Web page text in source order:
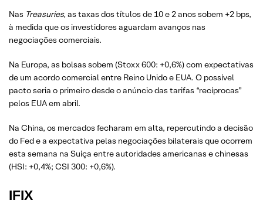
Nas Treasuries, as taxas dos títulos de 10 e 2 anos sobem +2 bps,
à medida que os investidores aguardam avanços nas
negociações comerciais.
Na Europa, as bolsas sobem (Stoxx 600: +0,6%) com expectativas
de um acordo comercial entre Reino Unido e EUA. O possível
pacto seria o primeiro desde o anúncio das tarifas “recíprocas”
pelos EUA em abril.
Na China, os mercados fecharam em alta, repercutindo a decisão
do Fed e a expectativa pelas negociações bilaterais que ocorrem
esta semana na Suíça entre autoridades americanas e chinesas
(HSI: +0,4%; CSI 300: +0,6%).
IFIX